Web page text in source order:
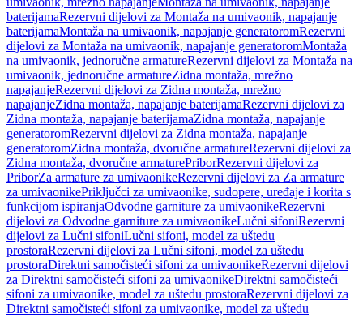
baterijamaRezervni dijelovi za Montaža na umivaonik, napajanje
baterijamaMontaža na umivaonik, napajanje generatoromRezervni
dijelovi za Montaža na umivaonik, napajanje generatoromMontaža
na umivaonik, jednoručne armatureRezervni dijelovi za Montaža na
umivaonik, jednoručne armatureZidna montaža, mrežno
napajanjeRezervni dijelovi za Zidna montaža, mrežno
napajanjeZidna montaža, napajanje baterijamaRezervni dijelovi za
Zidna montaža, napajanje baterijamaZidna montaža, napajanje
generatoromRezervni dijelovi za Zidna montaža, napajanje
generatoromZidna montaža, dvoručne armatureRezervni dijelovi za
Zidna montaža, dvoručne armaturePriborRezervni dijelovi za
PriborZa armature za umivaonikeRezervni dijelovi za Za armature
za umivaonikePriključci za umivaonike, sudopere, uređaje i korita s
funkcijom ispiranjaOdvodne garniture za umivaonikeRezervni
dijelovi za Odvodne garniture za umivaonikeLučni sifoniRezervni
dijelovi za Lučni sifoniLučni sifoni, model za uštedu
prostoraRezervni dijelovi za Lučni sifoni, model za uštedu
prostoraDirektni samočisteći sifoni za umivaonikeRezervni dijelovi
za Direktni samočisteći sifoni za umivaonikeDirektni samočisteći
sifoni za umivaonike, model za uštedu prostoraRezervni dijelovi za
Direktni samočisteći sifoni za umivaonike, model za uštedu